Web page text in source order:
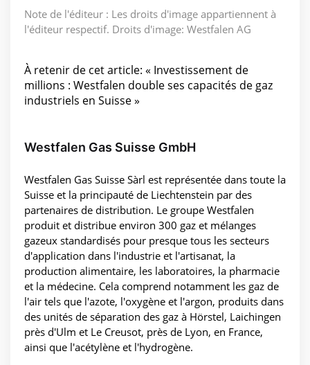
Note de l'éditeur : Les droits d'image appartiennent à
l'éditeur respectif. Droits d'image: Westfalen AG
À retenir de cet article: « Investissement de
millions : Westfalen double ses capacités de gaz
industriels en Suisse »
Westfalen Gas Suisse GmbH
Westfalen Gas Suisse Sàrl est représentée dans toute la
Suisse et la principauté de Liechtenstein par des
partenaires de distribution. Le groupe Westfalen
produit et distribue environ 300 gaz et mélanges
gazeux standardisés pour presque tous les secteurs
d'application dans l'industrie et l'artisanat, la
production alimentaire, les laboratoires, la pharmacie
et la médecine. Cela comprend notamment les gaz de
l'air tels que l'azote, l'oxygène et l'argon, produits dans
des unités de séparation des gaz à Hörstel, Laichingen
près d'Ulm et Le Creusot, près de Lyon, en France,
ainsi que l'acétylène et l'hydrogène.